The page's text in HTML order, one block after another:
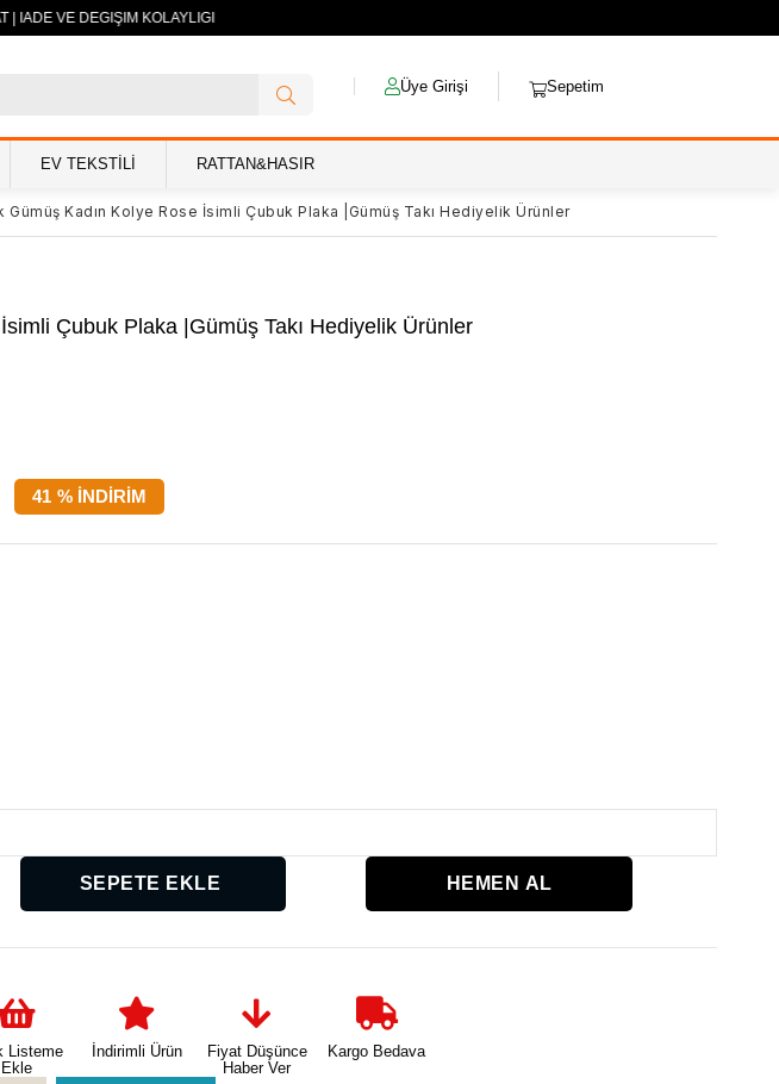
İADE VE DEĞİŞİM KOLAYLIĞI
Üye Girişi Sepetim
EV TEKSTİLİ RATTAN&HASIR
Gümüş Kadın Kolye Rose İsimli Çubuk Plaka |Gümüş Takı Hediyelik Ürünler
Çubuk Plaka |Gümüş Takı Hediyelik Ürünler
%
41 İNDIRIM
Listeme
Ekle
İndirimli Ürün
Fiyat Düşünce
Haber Ver
Kargo Bedava